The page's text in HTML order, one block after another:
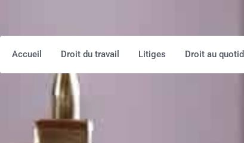
Accueil Droit du travail Litiges Droit au